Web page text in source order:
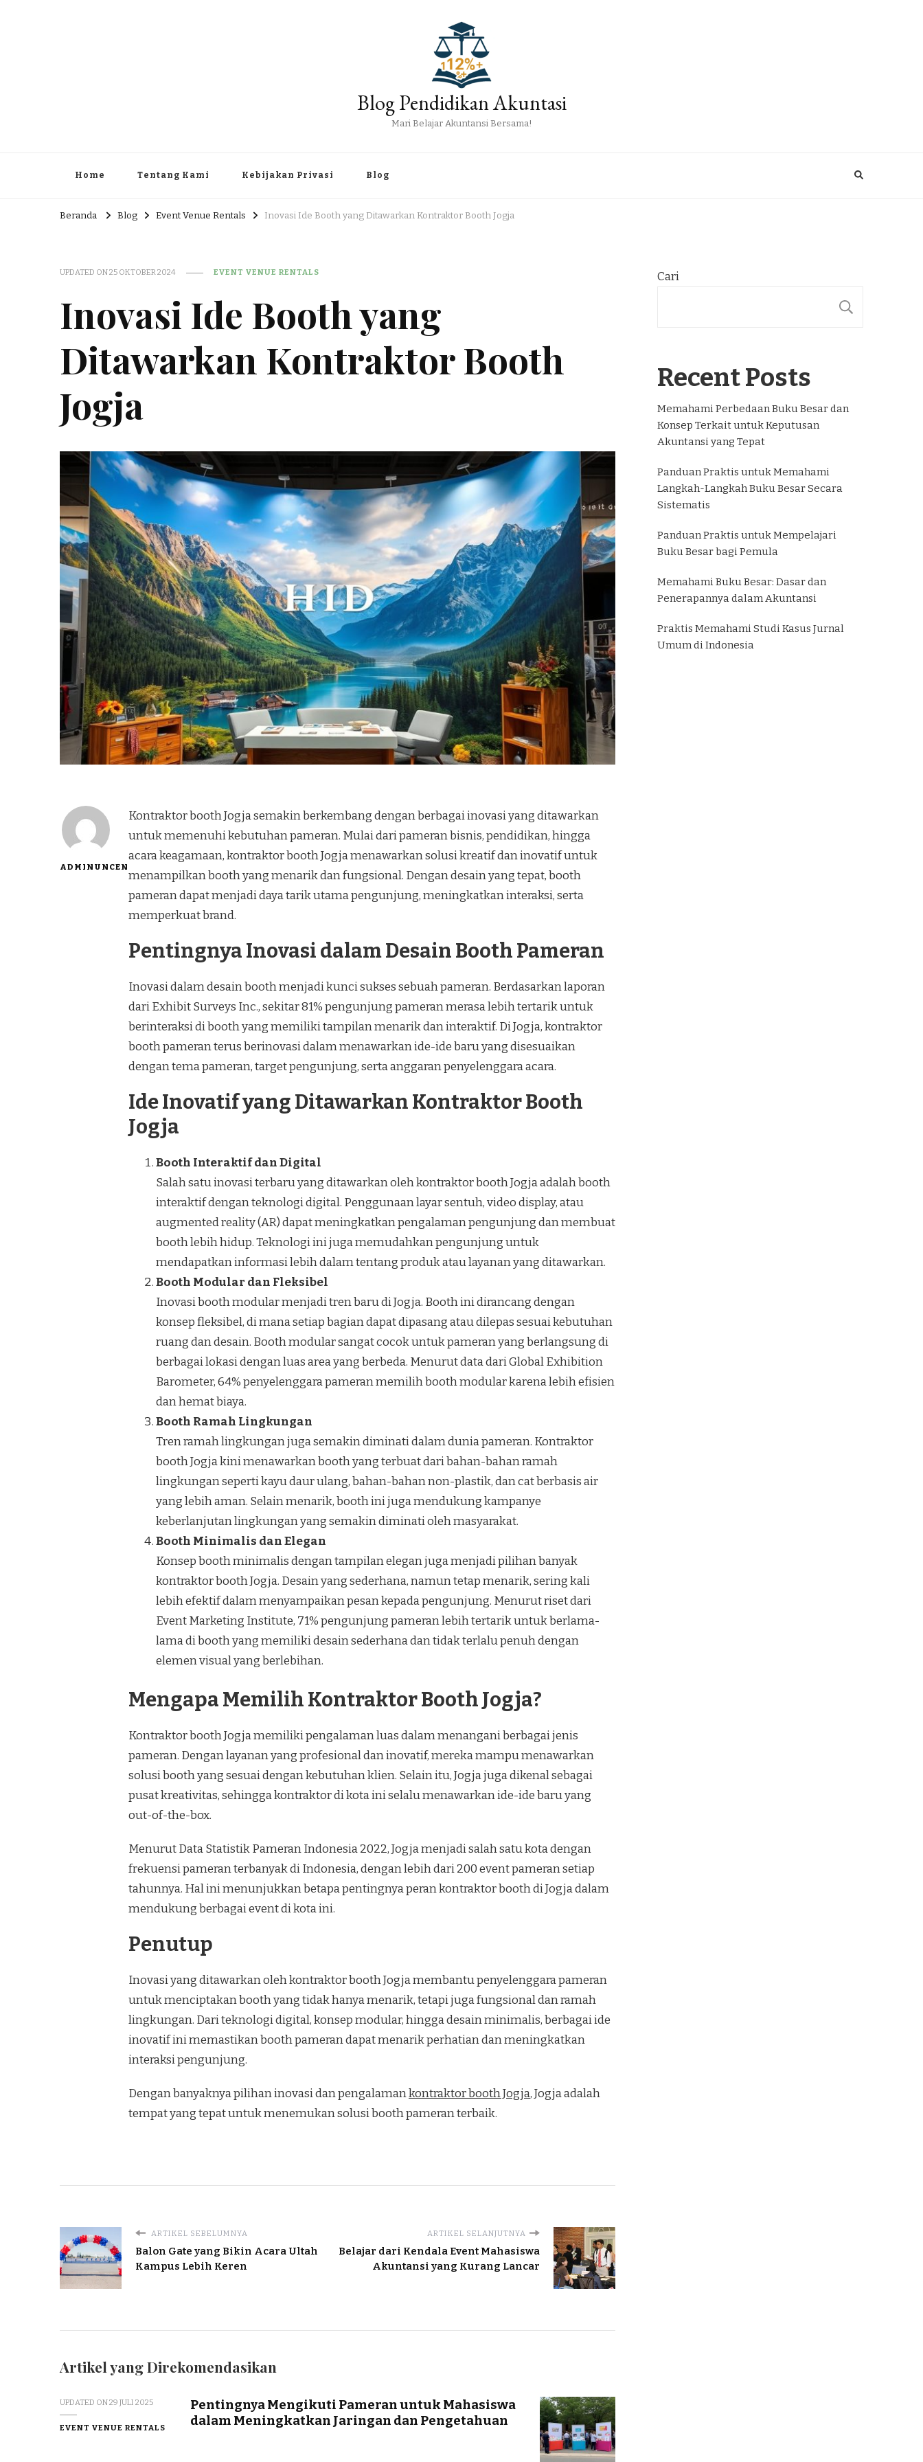
Blog Pendidikan Akuntasi
Mari Belajar Akuntansi Bersama!
Home Tentang Kami Kebijakan Privasi Blog
Beranda Blog Event Venue Rentals Inovasi Ide Booth yang Ditawarkan Kontraktor Booth Jogja
UPDATED ON25 OKTOBER 2024 EVENT VENUE RENTALS
Inovasi Ide Booth yang
Ditawarkan Kontraktor Booth
Jogja
ADMINUNCEN
Kontraktor booth Jogja semakin berkembang dengan berbagai inovasi yang ditawarkan
untuk memenuhi kebutuhan pameran. Mulai dari pameran bisnis, pendidikan, hingga
acara keagamaan, kontraktor booth Jogja menawarkan solusi kreatif dan inovatif untuk
menampilkan booth yang menarik dan fungsional. Dengan desain yang tepat, booth
pameran dapat menjadi daya tarik utama pengunjung, meningkatkan interaksi, serta
memperkuat brand.
Pentingnya Inovasi dalam Desain Booth Pameran
Inovasi dalam desain booth menjadi kunci sukses sebuah pameran. Berdasarkan laporan
dari Exhibit Surveys Inc., sekitar 81% pengunjung pameran merasa lebih tertarik untuk
berinteraksi di booth yang memiliki tampilan menarik dan interaktif. Di Jogja, kontraktor
booth pameran terus berinovasi dalam menawarkan ide-ide baru yang disesuaikan
dengan tema pameran, target pengunjung, serta anggaran penyelenggara acara.
Ide Inovatif yang Ditawarkan Kontraktor Booth
Jogja
Booth Interaktif dan Digital
Salah satu inovasi terbaru yang ditawarkan oleh kontraktor booth Jogja adalah booth
interaktif dengan teknologi digital. Penggunaan layar sentuh, video display, atau
augmented reality (AR) dapat meningkatkan pengalaman pengunjung dan membuat
booth lebih hidup. Teknologi ini juga memudahkan pengunjung untuk
mendapatkan informasi lebih dalam tentang produk atau layanan yang ditawarkan.
Booth Modular dan Fleksibel
Inovasi booth modular menjadi tren baru di Jogja. Booth ini dirancang dengan
konsep fleksibel, di mana setiap bagian dapat dipasang atau dilepas sesuai kebutuhan
ruang dan desain. Booth modular sangat cocok untuk pameran yang berlangsung di
berbagai lokasi dengan luas area yang berbeda. Menurut data dari Global Exhibition
Barometer, 64% penyelenggara pameran memilih booth modular karena lebih efisien
dan hemat biaya.
Booth Ramah Lingkungan
Tren ramah lingkungan juga semakin diminati dalam dunia pameran. Kontraktor
booth Jogja kini menawarkan booth yang terbuat dari bahan-bahan ramah
lingkungan seperti kayu daur ulang, bahan-bahan non-plastik, dan cat berbasis air
yang lebih aman. Selain menarik, booth ini juga mendukung kampanye
keberlanjutan lingkungan yang semakin diminati oleh masyarakat.
Booth Minimalis dan Elegan
Konsep booth minimalis dengan tampilan elegan juga menjadi pilihan banyak
kontraktor booth Jogja. Desain yang sederhana, namun tetap menarik, sering kali
lebih efektif dalam menyampaikan pesan kepada pengunjung. Menurut riset dari
Event Marketing Institute, 71% pengunjung pameran lebih tertarik untuk berlama-
lama di booth yang memiliki desain sederhana dan tidak terlalu penuh dengan
elemen visual yang berlebihan.
Mengapa Memilih Kontraktor Booth Jogja?
Kontraktor booth Jogja memiliki pengalaman luas dalam menangani berbagai jenis
pameran. Dengan layanan yang profesional dan inovatif, mereka mampu menawarkan
solusi booth yang sesuai dengan kebutuhan klien. Selain itu, Jogja juga dikenal sebagai
pusat kreativitas, sehingga kontraktor di kota ini selalu menawarkan ide-ide baru yang
out-of-the-box.
Menurut Data Statistik Pameran Indonesia 2022, Jogja menjadi salah satu kota dengan
frekuensi pameran terbanyak di Indonesia, dengan lebih dari 200 event pameran setiap
tahunnya. Hal ini menunjukkan betapa pentingnya peran kontraktor booth di Jogja dalam
mendukung berbagai event di kota ini.
Penutup
Inovasi yang ditawarkan oleh kontraktor booth Jogja membantu penyelenggara pameran
untuk menciptakan booth yang tidak hanya menarik, tetapi juga fungsional dan ramah
lingkungan. Dari teknologi digital, konsep modular, hingga desain minimalis, berbagai ide
inovatif ini memastikan booth pameran dapat menarik perhatian dan meningkatkan
interaksi pengunjung.
Dengan banyaknya pilihan inovasi dan pengalamankontraktor booth Jogja, Jogja adalah
tempat yang tepat untuk menemukan solusi booth pameran terbaik.
ARTIKEL SEBELUMNYA
Balon Gate yang Bikin Acara Ultah
Kampus Lebih Keren
ARTIKEL SELANJUTNYA
Belajar dari Kendala Event Mahasiswa
Akuntansi yang Kurang Lancar
Artikel yang Direkomendasikan
UPDATED ON29 JULI 2025
EVENT VENUE RENTALS
Pentingnya Mengikuti Pameran untuk Mahasiswa
dalam Meningkatkan Jaringan dan Pengetahuan
Cari
Recent Posts
Memahami Perbedaan Buku Besar dan
Konsep Terkait untuk Keputusan
Akuntansi yang Tepat
Panduan Praktis untuk Memahami
Langkah-Langkah Buku Besar Secara
Sistematis
Panduan Praktis untuk Mempelajari
Buku Besar bagi Pemula
Memahami Buku Besar: Dasar dan
Penerapannya dalam Akuntansi
Praktis Memahami Studi Kasus Jurnal
Umum di Indonesia